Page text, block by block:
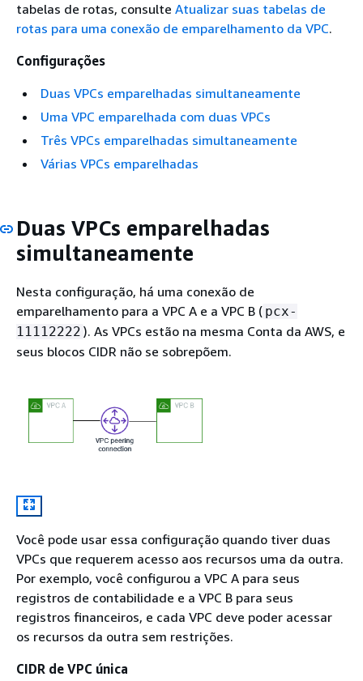
tabelas de rotas, consulte Atualizar suas tabelas de
rotas para uma conexão de emparelhamento da VPC.
Configurações
Duas VPCs emparelhadas simultaneamente
Uma VPC emparelhada com duas VPCs
Três VPCs emparelhadas simultaneamente
Várias VPCs emparelhadas
Duas VPCs emparelhadas
simultaneamente
Nesta configuração, há uma conexão de
emparelhamento para a VPC A e a VPC B ( pcx-
11112222 ). As VPCs estão na mesma Conta da AWS, e
seus blocos CIDR não se sobrepõem.
Você pode usar essa configuração quando tiver duas
VPCs que requerem acesso aos recursos uma da outra.
Por exemplo, você configurou a VPC A para seus
registros de contabilidade e a VPC B para seus
registros financeiros, e cada VPC deve poder acessar
os recursos da outra sem restrições.
CIDR de VPC única